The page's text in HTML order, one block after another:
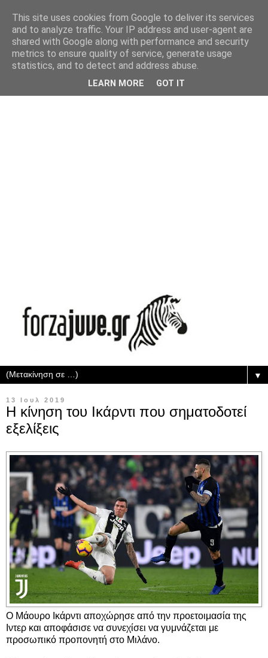
▼
13 Ιουλ 2019
Η κίνηση του Ικάρντι που σηματοδοτεί
εξελίξεις
Ο Μάουρο Ικάρντι αποχώρησε από την προετοιμασία της
Ιντερ και αποφάσισε να συνεχίσει να γυμνάζεται με
προσωπικό προπονητή στο Μιλάνο.
This site uses cookies from Google to deliver its services
and to analyze traffic. Your IP address and user-agent are
shared with Google along with performance and security
metrics to ensure quality of service, generate usage
statistics, and to detect and address abuse.
LEARN MORE GOT IT